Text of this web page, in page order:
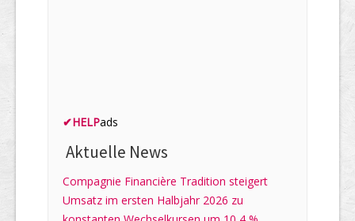
✔HELPads
Aktuelle News
Compagnie Financière Tradition steigert
Umsatz im ersten Halbjahr 2026 zu